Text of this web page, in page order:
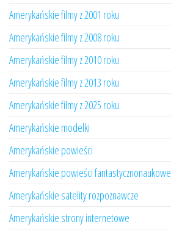
Amerykańskie filmy z 2001 roku
Amerykańskie filmy z 2008 roku
Amerykańskie filmy z 2010 roku
Amerykańskie filmy z 2013 roku
Amerykańskie filmy z 2025 roku
Amerykańskie modelki
Amerykańskie powieści
Amerykańskie powieści fantastycznonaukowe
Amerykańskie satelity rozpoznawcze
Amerykańskie strony internetowe